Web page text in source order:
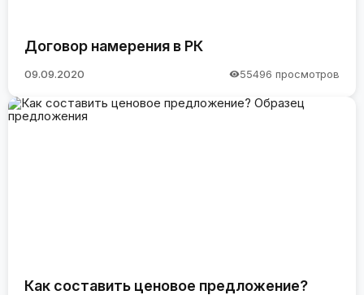
Договор намерения в РК
09.09.2020 55496 просмотров
Как составить ценовое предложение?